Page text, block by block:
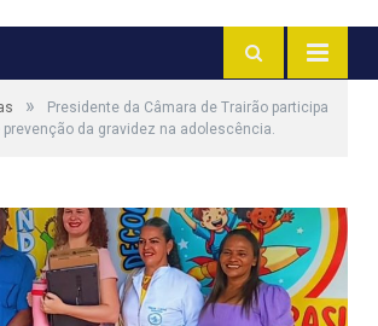
»
Presidente da Câmara de Trairão participa
prevenção da gravidez na adolescência.